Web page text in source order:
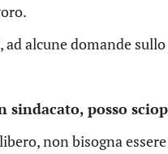
alcune domande
sindacato, posso
non bisogna